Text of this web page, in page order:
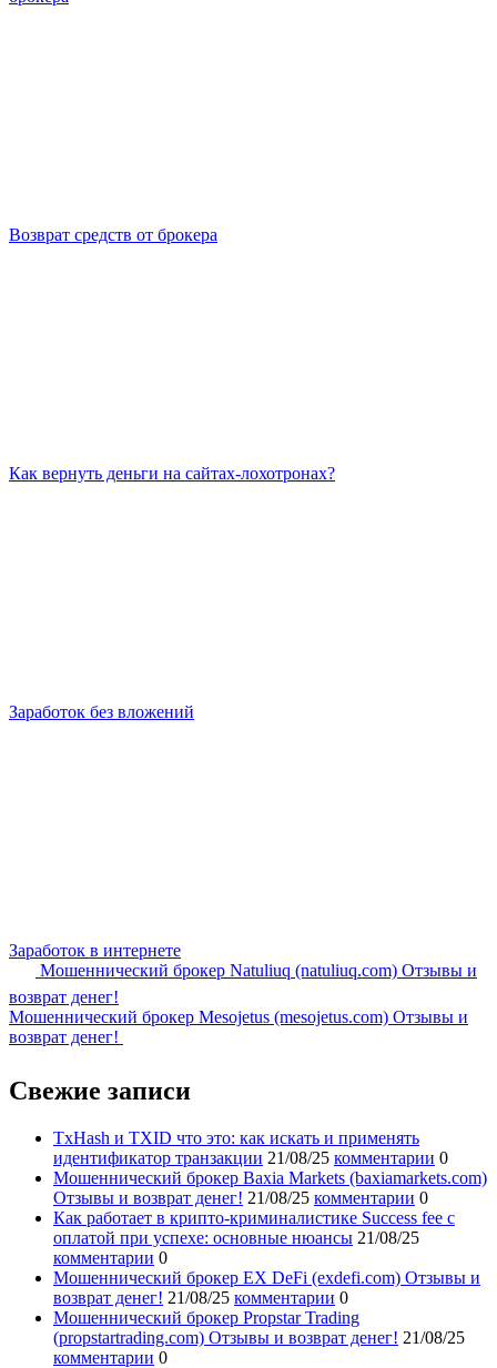
Возврат средств от брокера
Как вернуть деньги на сайтах-лохотронах?
Заработок без вложений
Заработок в интернете
Мошеннический брокер Natuliuq (natuliuq.com) Отзывы и
возврат денег!
Мошеннический брокер Mesojetus (mesojetus.com) Отзывы и
возврат денег!
Свежие записи
TxHash и TXID что это: как искать и применять
идентификатор транзакции 21/08/25 комментарии 0
Мошеннический брокер Baxia Markets (baxiamarkets.com)
Отзывы и возврат денег! 21/08/25 комментарии 0
Как работает в крипто-криминалистике Success fee с
оплатой при успехе: основные нюансы 21/08/25
комментарии 0
Мошеннический брокер EX DeFi (exdefi.com) Отзывы и
возврат денег! 21/08/25 комментарии 0
Мошеннический брокер Propstar Trading
(propstartrading.com) Отзывы и возврат денег! 21/08/25
комментарии 0